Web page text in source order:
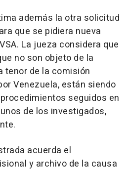
además la otra solicitud
que se pidiera nueva
La jueza considera que
no son objeto de la
tenor de la comisión
Venezuela, están siendo
seguidos en
de los investigados,
acuerda el
y archivo de la causa